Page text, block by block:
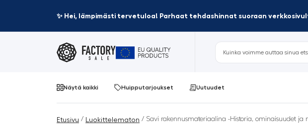
✨ Hei, lämpimästi tervetuloa! Parhaat tehdashinnat suoraan
Näytä kaikki Huipputarjoukset Uutuudet
Etusivu / Luokittelematon / Savi rakennusmateriaalina -Historia, ominaisuudet ja